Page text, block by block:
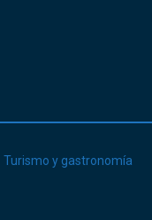
Turismo y gastronomía